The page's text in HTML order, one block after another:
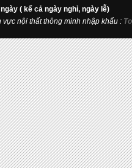
( kể cả ngày nghỉ, ngày lễ)
nội thất thông minh nhập khẩu :